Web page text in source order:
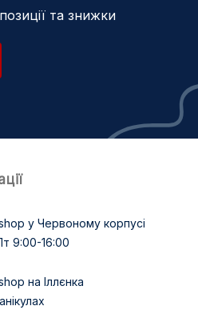
та знижки
у Червоному корпусі
9:00-16:00
на Іллєнка